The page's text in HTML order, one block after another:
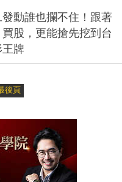
動誰也攔不住！跟著
買股，更能搶先挖到台
王牌
後頁